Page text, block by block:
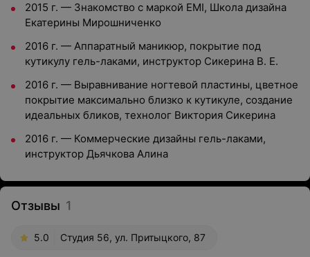
2015 г. — Знакомство с маркой EMI, Школа дизайна
Екатерины Мирошниченко
2016 г. — Аппаратный маникюр, покрытие под
кутикулу гель-лаками, инструктор Сикерина В. Е.
2016 г. — Выравнивание ногтевой пластины, цветное
покрытие максимально близко к кутикуле, создание
идеальных бликов, технолог Виктория Сикерина
2016 г. — Коммерческие дизайны гель-лаками,
инструктор Дьячкова Алина
Отзывы 1
5.0 Студия 56, ул. Притыцкого, 87